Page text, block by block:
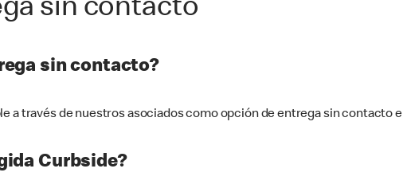
sin contacto
sin contacto?
a través de nuestros asociados como opción de entrega sin contacto
Curbside?